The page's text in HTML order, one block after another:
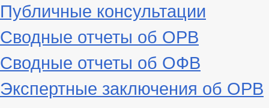
Публичные консультации
Сводные отчеты об ОРВ
Сводные отчеты об ОФВ
Экспертные заключения об ОРВ